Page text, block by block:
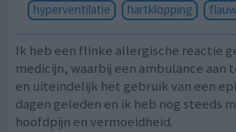
hyperventilatie
hartklopping
Ik heb een flinke allergische reactie
medicijn, waarbij een ambulance aan
en uiteindelijk het gebruik van een
dagen geleden en ik heb nog steeds
hoofdpijn en vermoeidheid.